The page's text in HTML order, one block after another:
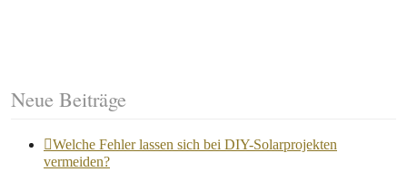
Neue Beiträge
Welche Fehler lassen sich bei DIY-Solarprojekten
vermeiden?